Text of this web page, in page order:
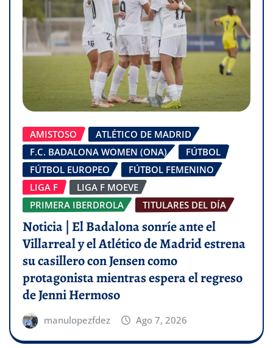
AMISTOSO
ATLÉTICO DE MADRID
F.C. BADALONA WOMEN (ONA)
FÚTBOL
FÚTBOL EUROPEO
FÚTBOL FEMENINO
LIGA F
LIGA F MOEVE
PRIMERA IBERDROLA
TITULARES DEL DÍA
Noticia | El Badalona sonríe ante el
Villarreal y el Atlético de Madrid estrena
su casillero con Jensen como
protagonista mientras espera el regreso
de Jenni Hermoso
manulopezfdez Ago 7, 2026